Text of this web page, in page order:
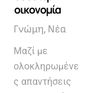
οικονομία
Γνώμη Νέα
Μαζί με
ολοκληρωμένε
ς απαντήσεις